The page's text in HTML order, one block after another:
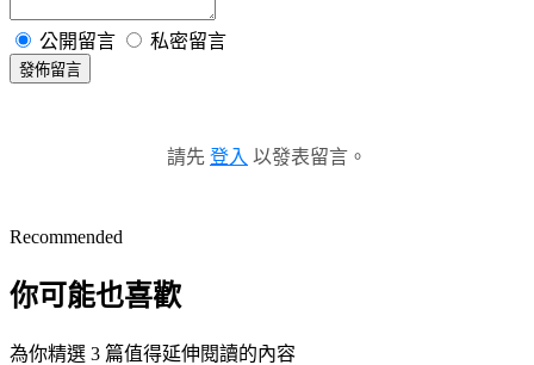
公開留言 私密留言
發佈留言
請先 登入 以發表留言。
Recommended
你可能也喜歡
為你精選 3 篇值得延伸閱讀的內容